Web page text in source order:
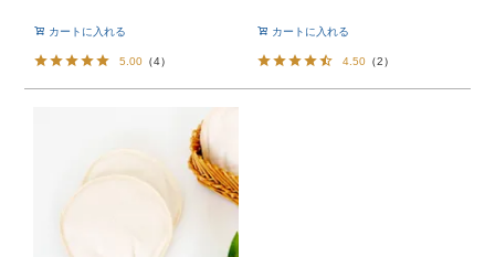
カートに入れる
5.00 （4）
カートに入れる
4.50 （2）